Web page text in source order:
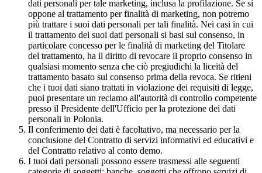
dati personali per tale marketing, inclusa la profilazione. Se si
oppone al trattamento per finalità di marketing, non potremo
più trattare i suoi dati personali per tali finalità. Nei casi in cui
il trattamento dei suoi dati personali si basi sul consenso, in
particolare concesso per le finalità di marketing del Titolare
del trattamento, ha il diritto di revocare il proprio consenso in
qualsiasi momento senza che ciò pregiudichi la liceità del
trattamento basato sul consenso prima della revoca. Se ritieni
che i tuoi dati siano trattati in violazione dei requisiti di legge,
puoi presentare un reclamo all'autorità di controllo competente
presso il Presidente dell'Ufficio per la protezione dei dati
personali in Polonia.
Il conferimento dei dati è facoltativo, ma necessario per la
conclusione del Contratto di servizi informativi ed educativi e
del Contratto relativo al conto demo.
I tuoi dati personali possono essere trasmessi alle seguenti